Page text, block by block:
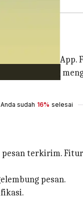
WhatsApp.
ini sedang
Anda sudah 16% selesai
terkirim.
pesan.